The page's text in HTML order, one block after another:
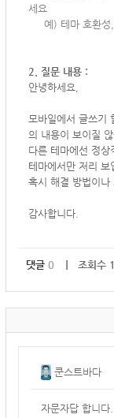
세요
예) 테마 호환성,
2. 질문 내용 :
안녕하세요,
모바일에서 글쓰기
의 내용이 보이질 않
다른 테마에선 정
테마에서만 저리 보
혹시 해결 방법이나
감사합니다.
댓글 0 ｜ 조회수
쿤스트바다
자문자답 합니다.